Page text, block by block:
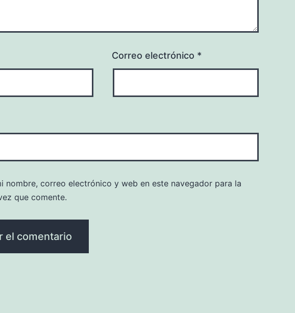
Correo electrónico *
nombre, correo electrónico y web en este navegador para la
que comente.